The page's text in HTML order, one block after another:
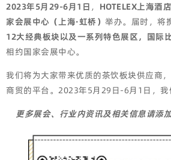
2023年5月29-6月1日 ， HOTELEX上海酒
家会展中心（上海·虹桥） 举办。届时，将
12大经典板块以及一系列特色展区，国际
相约国家会展中心。
我们将为大家带来优质的茶饮板块供应商
商贸的平台。2023年5月29日-6月1日，我
更多展会、行业内资讯及相关信息请添